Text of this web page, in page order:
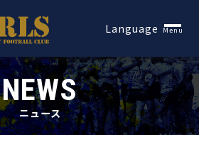
Language Menu
NEWS
ニュース